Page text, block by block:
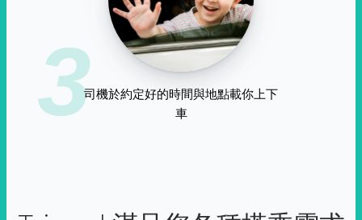
3司機於約定好的時間與地點載你上下
車